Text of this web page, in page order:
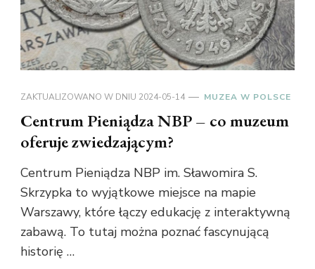
ZAKTUALIZOWANO W DNIU 2024-05-14 MUZEA W POLSCE
Centrum Pieniądza NBP – co muzeum
oferuje zwiedzającym?
Centrum Pieniądza NBP im. Sławomira S.
Skrzypka to wyjątkowe miejsce na mapie
Warszawy, które łączy edukację z interaktywną
zabawą. To tutaj można poznać fascynującą
historię …